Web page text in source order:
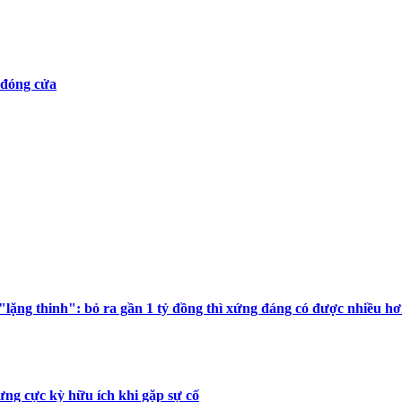
cửa
thinh": bỏ ra gần 1 tỷ đồng thì xứng đáng có được nhiều
cực kỳ hữu ích khi gặp sự cố